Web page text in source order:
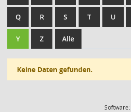
Q R S T U
Y Z Alle
Keine Daten gefunden.
Software: